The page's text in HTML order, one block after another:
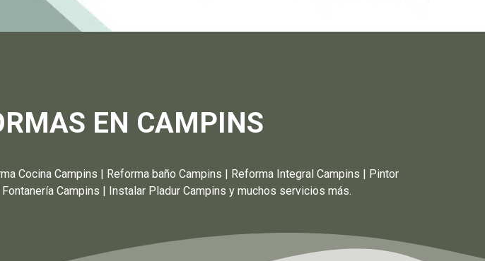
EN CAMPINS
Cocina Campins | Reforma baño Campins | Reforma Integral Campins | Pintor
Campins | Instalar Pladur Campins y muchos servicios más.